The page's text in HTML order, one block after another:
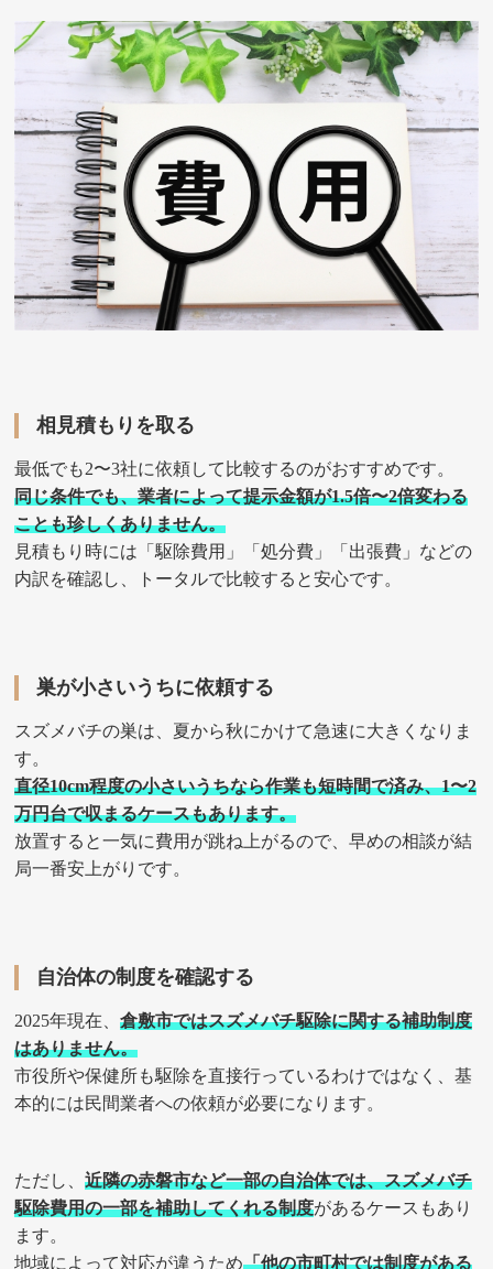
相見積もりを取る
最低でも2〜3社に依頼して比較するのがおすすめです。
同じ条件でも、業者によって提示金額が1.5倍〜2倍変わる
ことも珍しくありません。
見積もり時には「駆除費用」「処分費」「出張費」などの
内訳を確認し、トータルで比較すると安心です。
巣が小さいうちに依頼する
スズメバチの巣は、夏から秋にかけて急速に大きくなりま
す。
直径10cm程度の小さいうちなら作業も短時間で済み、1〜2
万円台で収まるケースもあります。
放置すると一気に費用が跳ね上がるので、早めの相談が結
局一番安上がりです。
自治体の制度を確認する
2025年現在、倉敷市ではスズメバチ駆除に関する補助制度
はありません。
市役所や保健所も駆除を直接行っているわけではなく、基
本的には民間業者への依頼が必要になります。
ただし、近隣の赤磐市など一部の自治体では、スズメバチ
駆除費用の一部を補助してくれる制度があるケースもあり
ます。
地域によって対応が違うため「他の市町村では制度がある